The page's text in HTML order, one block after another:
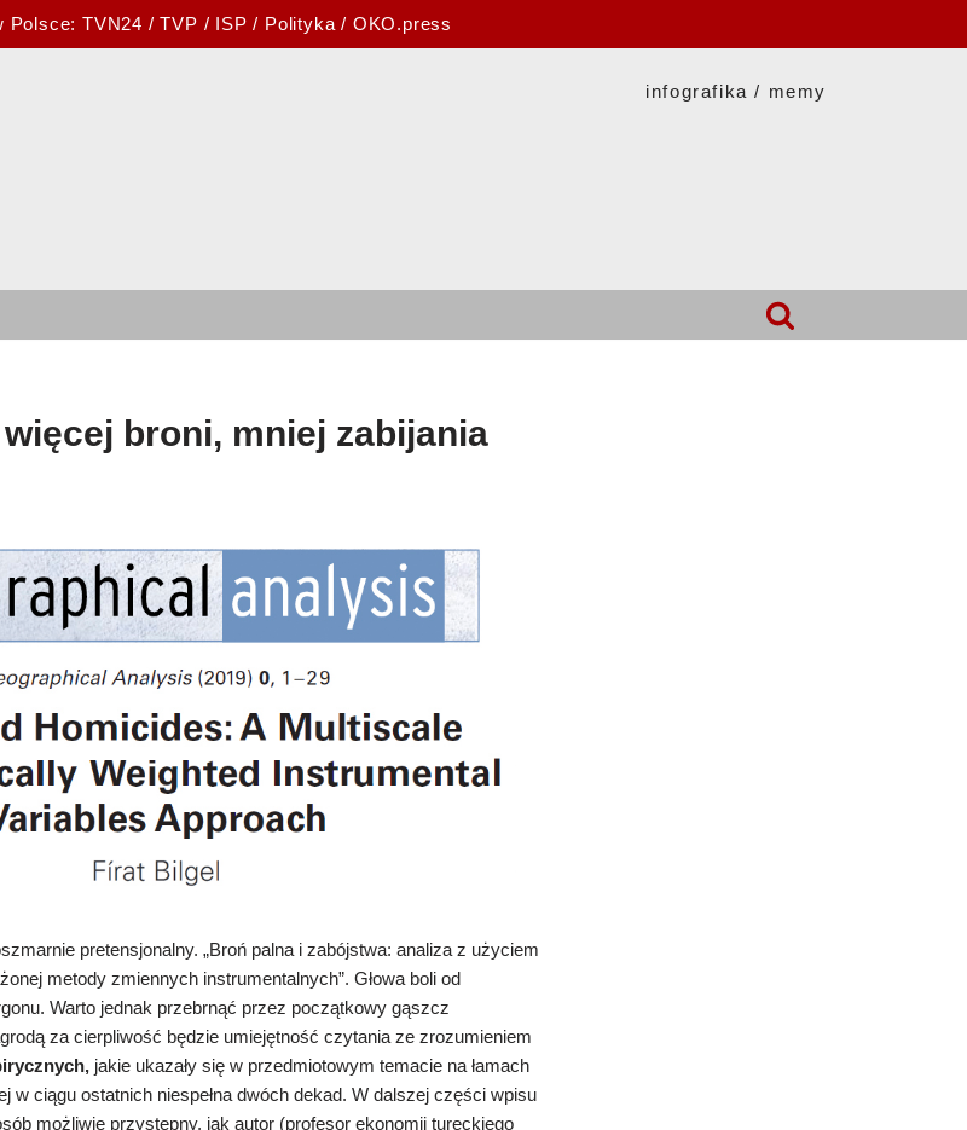
Polsce: TVN24 /TVP / ISP / Polityka / OKO.press
infografika / memy
broni, mniej zabijania
pretensjonalny. „Broń palna i zabójstwa: analiza z użyciem
metody zmiennych instrumentalnych”. Głowa boli od
Warto jednak przebrnąć przez początkowy gąszcz
za cierpliwość będzie umiejętność czytania ze zrozumieniem
jakie ukazały się w przedmiotowym temacie na łamach
w ciągu ostatnich niespełna dwóch dekad.W dalszej części wpisu
możliwie przystępny, jak autor (profesor ekonomii tureckiego